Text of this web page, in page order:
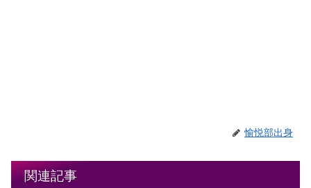
愉悦部出身
関連記事